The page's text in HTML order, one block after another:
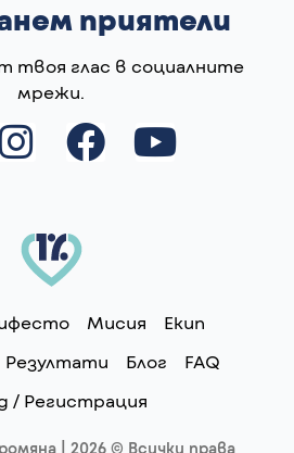
приятели
твоя глас в социалните
мрежи.
I
t
g
r
a
F
o
o
k
Y
b
e
Мисия
Екип
Резултати Блог
FAQ
/ Регистрация
| 2026 © Всички права